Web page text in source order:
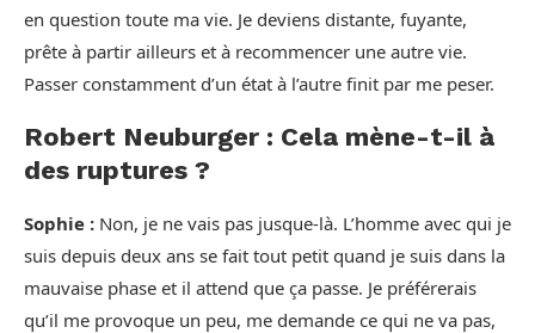
en question toute ma vie. Je deviens distante, fuyante,
prête à partir ailleurs et à recommencer une autre vie.
Passer constamment d’un état à l’autre finit par me peser.
Robert Neuburger : Cela mène-t-il à
des ruptures ?
Sophie : Non, je ne vais pas jusque-là. L’homme avec qui je
suis depuis deux ans se fait tout petit quand je suis dans la
mauvaise phase et il attend que ça passe. Je préférerais
qu’il me provoque un peu, me demande ce qui ne va pas,